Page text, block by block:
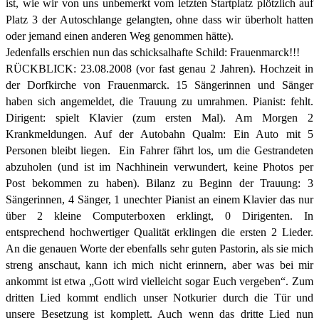
ist, wie wir von uns unbemerkt vom letzten Startplatz plötzlich auf
Platz 3 der Autoschlange gelangten, ohne dass wir überholt hatten
oder jemand einen anderen Weg genommen hätte).
Jedenfalls erschien nun das schicksalhafte Schild: Frauenmarck!!!
RÜCKBLICK: 23.08.2008 (vor fast genau 2 Jahren). Hochzeit in
der Dorfkirche von Frauenmarck. 15 Sängerinnen und Sänger
haben sich angemeldet, die Trauung zu umrahmen. Pianist: fehlt.
Dirigent: spielt Klavier (zum ersten Mal). Am Morgen 2
Krankmeldungen. Auf der Autobahn Qualm: Ein Auto mit 5
Personen bleibt liegen. Ein Fahrer fährt los, um die Gestrandeten
abzuholen (und ist im Nachhinein verwundert, keine Photos per
Post bekommen zu haben). Bilanz zu Beginn der Trauung: 3
Sängerinnen, 4 Sänger, 1 unechter Pianist an einem Klavier das nur
über 2 kleine Computerboxen erklingt, 0 Dirigenten. In
entsprechend hochwertiger Qualität erklingen die ersten 2 Lieder.
An die genauen Worte der ebenfalls sehr guten Pastorin, als sie mich
streng anschaut, kann ich mich nicht erinnern, aber was bei mir
ankommt ist etwa „Gott wird vielleicht sogar Euch vergeben“. Zum
dritten Lied kommt endlich unser Notkurier durch die Tür und
unsere Besetzung ist komplett. Auch wenn das dritte Lied nun